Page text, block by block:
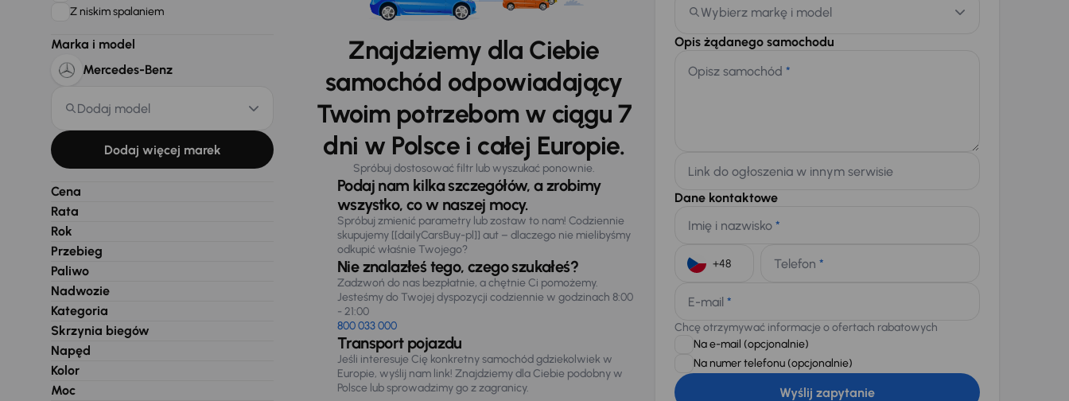
Z niskim spalaniem
Marka i model
Mercedes-Benz
Dodaj model
Dodaj więcej marek
Cena
Rata
Rok
Przebieg
Paliwo
Nadwozie
Kategoria
Skrzynia biegów
Napęd
Kolor
Moc
Znajdziemy dla Ciebie
samochód odpowiadający
Twoim potrzebom w ciągu 7
dni w Polsce i całej Europie.
Spróbuj dostosować filtr lub wyszukać ponownie.
Podaj nam kilka szczegółów, a zrobimy
wszystko, co w naszej mocy.
Spróbuj zmienić parametry lub zostaw to nam! Codziennie
skupujemy [[dailyCarsBuy-pl]] aut – dlaczego nie mielibyśmy
odkupić właśnie Twojego?
Nie znalazłeś tego, czego szukałeś?
Zadzwoń do nas bezpłatnie, a chętnie Ci pomożemy.
Jesteśmy do Twojej dyspozycji codziennie w godzinach 8:00
- 21:00
800 033 000
Transport pojazdu
Jeśli interesuje Cię konkretny samochód gdziekolwiek w
Europie, wyślij nam link! Znajdziemy dla Ciebie podobny w
Polsce lub sprowadzimy go z zagranicy.
Wybierz markę i model
Opis żądanego samochodu
Opisz samochód *
Link do ogłoszenia w innym serwisie
Dane kontaktowe
Imię i nazwisko *
Telefon *
E-mail *
Chcę otrzymywać informacje o ofertach rabatowych
Na e-mail (opcjonalnie)
Na numer telefonu (opcjonalnie)
Wyślij zapytanie